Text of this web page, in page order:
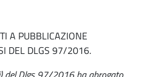
A PUBBLICAZIONE
DEL DLGS 97/2016.